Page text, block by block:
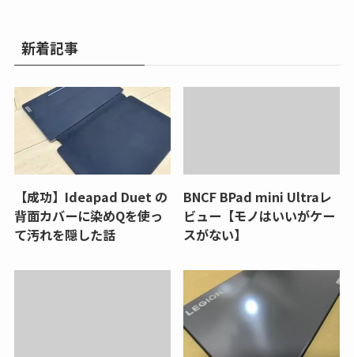
新着記事
【成功】Ideapad Duet の
背面カバーに染めQを使っ
て汚れを隠した話
BNCF BPad mini Ultraレ
ビュー【モノはいいがケー
スがない】